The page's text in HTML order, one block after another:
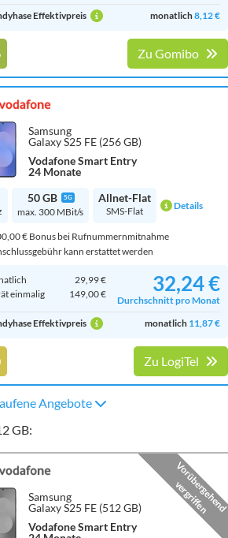
Effektivpreis
monatlich8,12 €
Zu Gomibo
Samsung
Galaxy S25 FE (256 GB)
Vodafone Smart Entry
24 Monate
50 GB 5G
max. 300 MBit/s
Allnet-Flat
SMS-Flat Details
€ Bonus bei Rufnummernmitnahme
kann erstattet werden
29,99 €
einmalig
149,00 € 32,24 €
Durchschnitt pro Monat
Effektivpreis
monatlich 11,87 €
Zu LogiTel
Angebote
GB:
Samsung
Galaxy S25 FE (512 GB)
Vodafone Smart Entry
Vorübergehend
vergriffen